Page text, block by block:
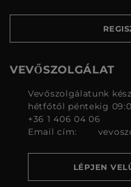
VEVŐSZOLGÁLAT
Vevőszolgálatunk
hétfőtől péntekig
+36 1 406 04 06
Email cím:
LÉPJEN